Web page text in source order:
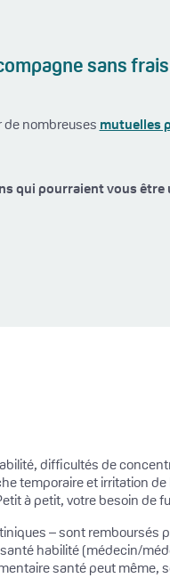
sans
nombreuses mutuelles
qui pourraient vous être
difficultés de
temporaire et irritation
à petit, votre besoin de
– sont remboursés
habilité (médecin/
santé peut même,